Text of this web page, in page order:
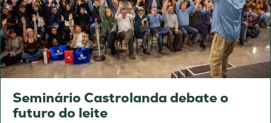
Seminário Castrolanda debate o
futuro do leite